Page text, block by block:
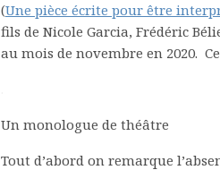
(Une pièce écrite pour être
fils de Nicole Garcia, Frédéric
au mois de novembre en 2020.
Un monologue de théâtre
Tout d’abord on remarque